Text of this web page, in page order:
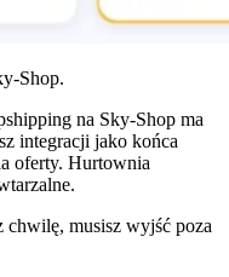
Shop.
na Sky-Shop ma
integracji jako końca
oferty. Hurtownia
chwilę, musisz wyjść poza